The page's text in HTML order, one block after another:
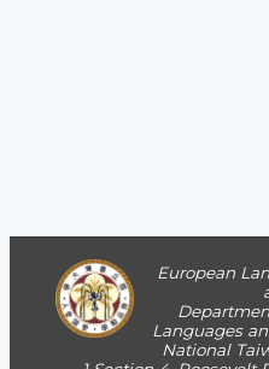
European
Languages
National